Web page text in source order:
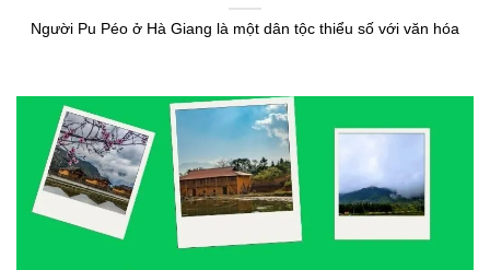
Người Pu Péo ở Hà Giang là một dân tộc thiểu số với văn hóa